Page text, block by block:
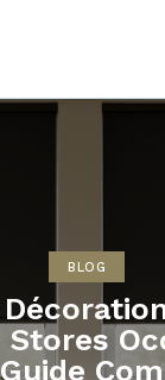
BLOG
Stores